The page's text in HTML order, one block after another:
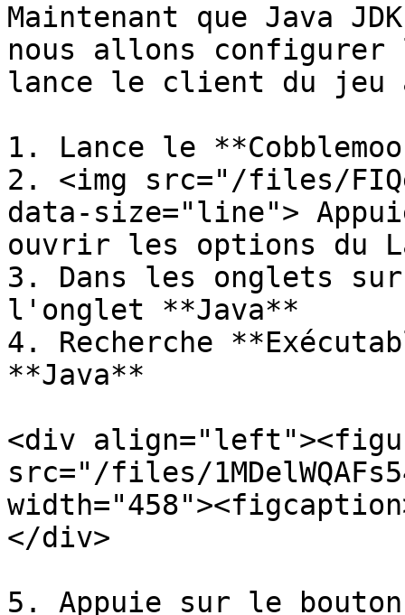
Maintenant que Java
nous allons
lance le client du jeu
1. Lance le
2. <img src="/files/
data-size="line">
ouvrir les options du
3. Dans les onglets
l'onglet **Java**
4. Recherche
**Java**
<div
src="/files/
</div>
5. Appuie sur le